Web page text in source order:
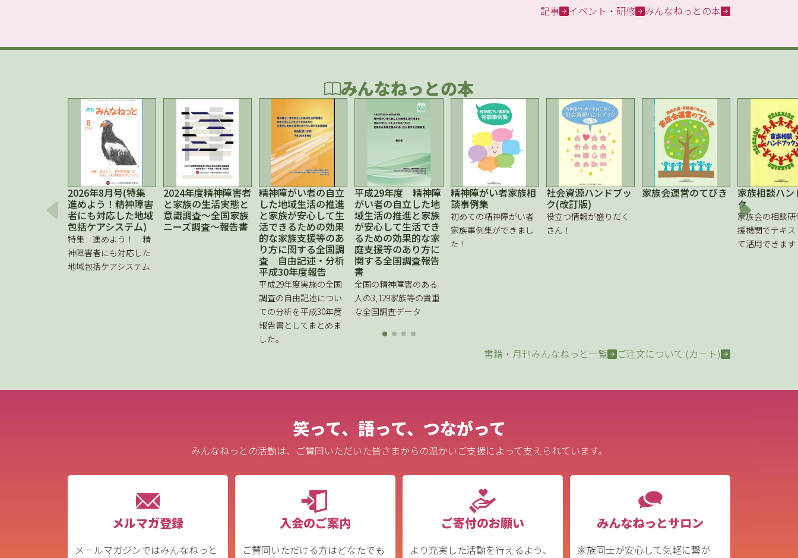
記事 イベント・研修 みんなねっとの本
みんなねっとの本
2026年8月号(特集
進めよう！精神障害
者にも対応した地域
包括ケアシステム)
特集 進めよう！ 精
神障害者にも対応した
地域包括ケアシステム
2024年度精神障害者
と家族の生活実態と
意識調査～全国家族
ニーズ調査～報告書
精神障がい者の自立
した地域生活の推進
と家族が安心して生
活できるための効果
的な家族支援等のあ
り方に関する全国調
査 自由記述・分析
平成30年度報告
平成29年度実施の全国
調査の自由記述につい
ての分析を平成30年度
報告書としてまとめま
した。
平成29年度 精神障
がい者の自立した地
域生活の推進と家族
が安心して生活でき
るための効果的な家
庭支援等のあり方に
関する全国調査報告
書
全国の精神障害のある
人の3,129家族等の貴重
な全国調査データ
精神障がい者家族相
談事例集
初めての精神障がい者
家族事例集ができまし
た！
社会資源ハンドブッ
ク(改訂版)
役立つ情報が盛りだく
さん！
家族会運営のてびき 家族相談ハン
ク
家族会の相談
援機関でテキ
て活用できます
書籍・月刊みんなねっと一覧 ご注文について (カート)
笑って、語って、つながって
みんなねっとの活動は、ご賛同いただいた皆さまからの温かいご支援によって支えられています。
メルマガ登録
メールマガジンではみんなねっと
入会のご案内
ご賛同いただける方はどなたでも
ご寄付のお願い
より充実した活動を行えるよう、
みんなねっとサロン
家族同士が安心して気軽に繋が